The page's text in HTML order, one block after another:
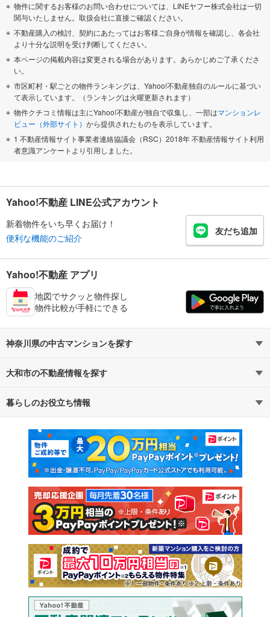
物件に関するお客様のお問い合わせについては、LINEヤフー株式会社は一切
関与いたしません。取扱会社に直接ご確認ください。
不動産購入の検討、契約にあたってはお客様ご自身が情報を確認し、各会社
より十分な説明を受け判断してください。
本ページの掲載内容は変更される場合があります。あらかじめご了承くださ
い。
市区町村・駅ごとの物件ランキングは、Yahoo!不動産独自のルールに基づい
て表示しています。（ランキングは火曜更新されます）
物件クチコミ情報は主にYahoo!不動産が独自で収集し、一部はマンションレ
ビュー（外部サイト） から提供されたものを表示しています。
1 不動産情報サイト事業者連絡協議会（RSC）2018年 不動産情報サイト利用
者意識アンケートより引用しました。
Yahoo!不動産 LINE公式アカウント
新着物件をいち早くお届け！
便利な機能のご紹介
友だち追加
Yahoo!不動産 アプリ
地図でサクッと物件探し
物件比較が手軽にできる
神奈川県の中古マンションを探す
路線・駅から探す
通勤・通学時間から探す
大和市の不動産情報を探す
不動産・住宅
新築マンション 中古マンション
新築一戸建て 中古一戸建て
注文住宅 土地
売却査定
暮らしのお役立ち情報
マンションカタログ 教えて！住まいの先生